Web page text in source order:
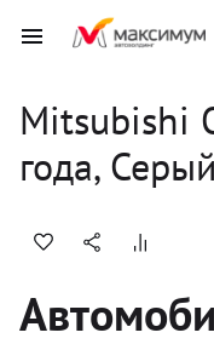
Mitsubishi
года, Серый